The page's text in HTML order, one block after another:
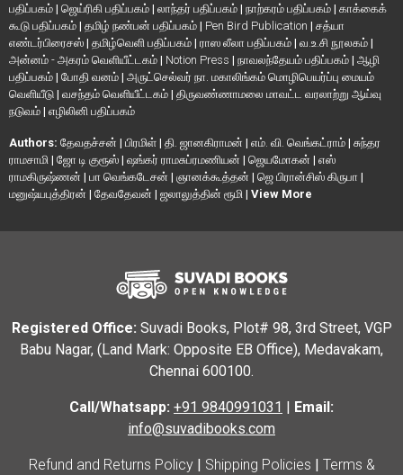
பதிப்பகம் | ஜெய்ரிகி பதிப்பகம் | லாந்தர் பதிப்பகம் | நாற்கரம் பதிப்பகம் | காக்கைக்
கூடு பதிப்பகம் | தமிழ் நண்பன் பதிப்பகம் | Pen Bird Publication | சத்யா
எண்டர்பிரைசஸ் | தமிழ்வெளி பதிப்பகம் | ராஸ லீலா பதிப்பகம் | வ.உ.சி நூலகம் |
அன்னம் - அகரம் வெளியீட்டகம் | Notion Press | நாவலந்தேயம் பதிப்பகம் | ஆழி
பதிப்பகம் | போதி வனம் | அருட்செல்வர் நா. மகாலிங்கம் மொழிபெயர்ப்பு மையம்
வெளியீடு | வசந்தம் வெளியீட்டகம் | திருவண்ணாமலை மாவட்ட வரலாற்று ஆய்வு
நடுவம் | எழிலினி பதிப்பகம்
Authors: தேவதச்சன் | பிரமிள் | தி. ஜானகிராமன் | எம். வி. வெங்கட்ராம் | சுந்தர
ராமசாமி | ஜோ டி குரூஸ் | ஷங்கர் ராமசுப்ரமணியன் | ஜெயமோகன் | எஸ்
ராமகிருஷ்ணன் | பா வெங்கடேசன் | ஞானக்கூத்தன் | ஜெ பிரான்சிஸ் கிருபா |
மனுஷ்யபுத்திரன் | தேவதேவன் | ஜலாலுத்தின் ரூமி | View More
Registered Office: Suvadi Books, Plot# 98, 3rd Street, VGP
Babu Nagar, (Land Mark: Opposite EB Office), Medavakam,
Chennai 600100.
Call/Whatsapp: +91 9840991031 | Email:
info@suvadibooks.com
Refund and Returns Policy| Shipping Policies | Terms &